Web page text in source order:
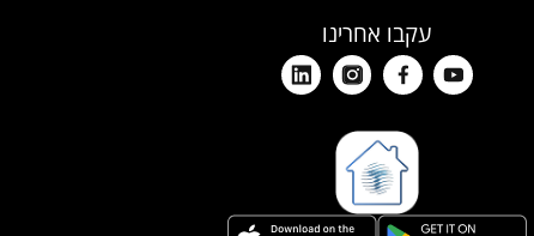
עקבו אחרינו